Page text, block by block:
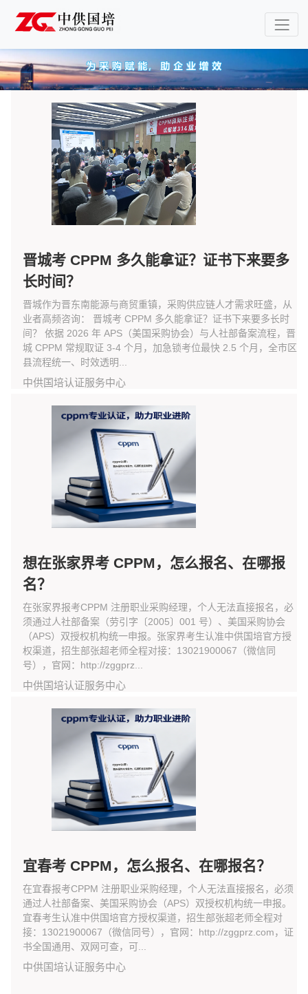
晋城考 CPPM 多久能拿证？证书下来要多
长时间？
晋城作为晋东南能源与商贸重镇，采购供应链人才需求旺盛，从
业者高频咨询： 晋城考 CPPM 多久能拿证？证书下来要多长时
间？ 依据 2026 年 APS（美国采购协会）与人社部备案流程，晋
城 CPPM 常规取证 3-4 个月，加急锁考位最快 2.5 个月，全市区
县流程统一、时效透明...
中供国培认证服务中心
想在张家界考 CPPM，怎么报名、在哪报
名？
在张家界报考CPPM 注册职业采购经理，个人无法直接报名，必
须通过人社部备案（劳引字〔2005〕001 号）、美国采购协会
（APS）双授权机构统一申报。张家界考生认准中供国培官方授
权渠道，招生部张超老师全程对接：13021900067（微信同
号），官网：http://zggprz...
中供国培认证服务中心
宜春考 CPPM，怎么报名、在哪报名？
在宜春报考CPPM 注册职业采购经理，个人无法直接报名，必须
通过人社部备案、美国采购协会（APS）双授权机构统一申报。
宜春考生认准中供国培官方授权渠道，招生部张超老师全程对
接：13021900067（微信同号），官网：http://zggprz.com，证
书全国通用、双网可查，可...
中供国培认证服务中心